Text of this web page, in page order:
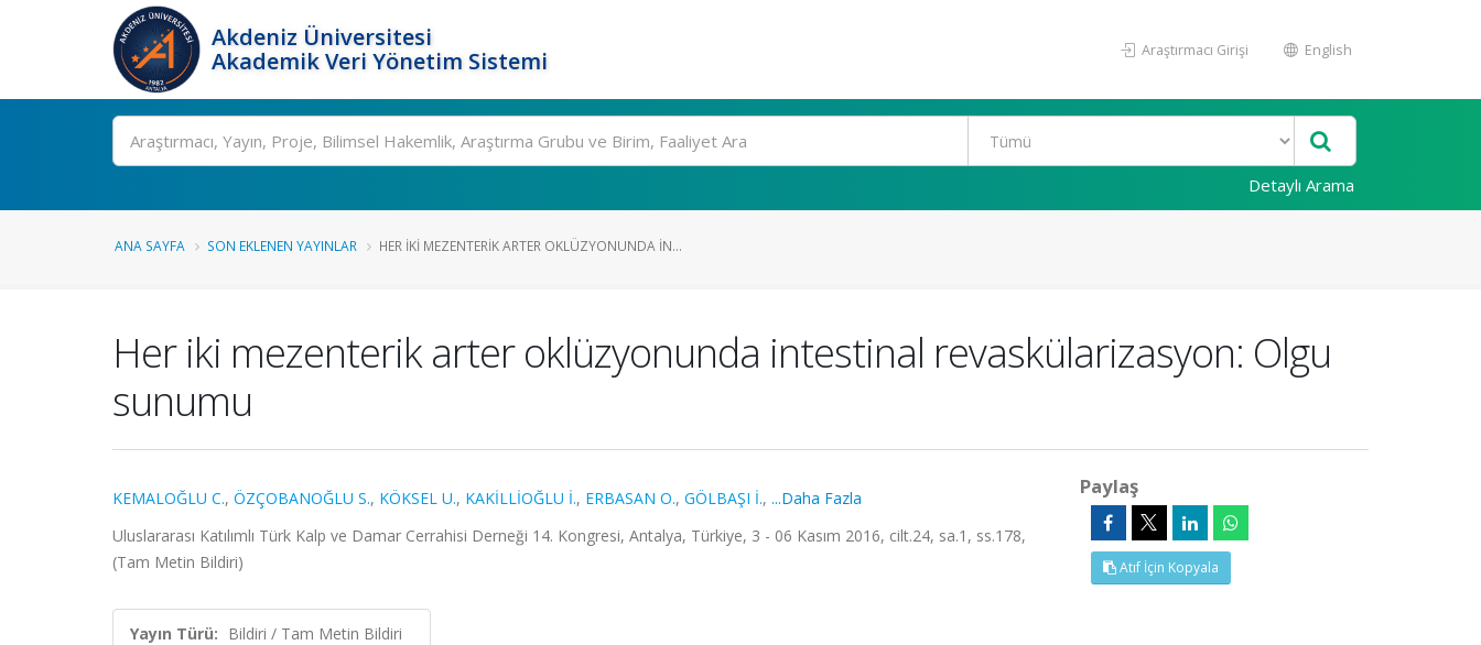
Akdeniz Üniversitesi
Akademik Veri Yönetim Sistemi
Araştırmacı Girişi English
Ara
Detaylı Arama
ANA SAYFA SON EKLENEN YAYINLAR HER IKI MEZENTERIK ARTER OKLÜZYONUNDA IN...
Her iki mezenterik arter oklüzyonunda intestinal revaskülarizasyon: Olgu
sunumu
KEMALOĞLU C., ÖZÇOBANOĞLU S., KÖKSEL U., KAKİLLİOĞLU İ., ERBASAN O., GÖLBAŞI İ., ...Daha Fazla
Uluslararası Katılımlı Türk Kalp ve Damar Cerrahisi Derneği 14. Kongresi, Antalya, Türkiye, 3 - 06 Kasım 2016, cilt.24, sa.1, ss.178,
(Tam Metin Bildiri)
Yayın Türü: Bildiri / Tam Metin Bildiri
Paylaş
Atıf İçin Kopyala